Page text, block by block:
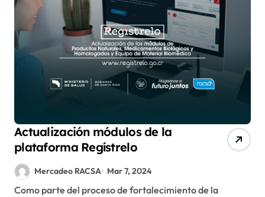
Actualización módulos de la
plataforma Regístrelo
Mercadeo RACSA Mar 7, 2024
Como parte del proceso de fortalecimiento de la